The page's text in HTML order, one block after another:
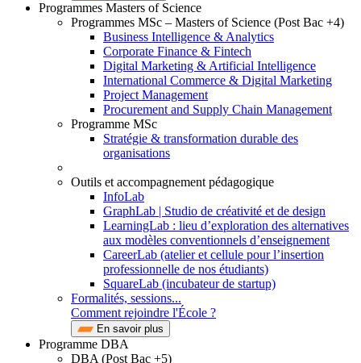
Programmes Masters of Science
Programmes MSc – Masters of Science (Post Bac +4)
Business Intelligence & Analytics
Corporate Finance & Fintech
Digital Marketing & Artificial Intelligence
International Commerce & Digital Marketing
Project Management
Procurement and Supply Chain Management
Programme MSc
Stratégie & transformation durable des
organisations
Outils et accompagnement pédagogique
InfoLab
GraphLab | Studio de créativité et de design
LearningLab : lieu d’exploration des alternatives
aux modèles conventionnels d’enseignement
CareerLab (atelier et cellule pour l’insertion
professionnelle de nos étudiants)
SquareLab (incubateur de startup)
Formalités, sessions...
Comment rejoindre l'École ?
En savoir plus
Programme DBA
DBA (Post Bac +5)